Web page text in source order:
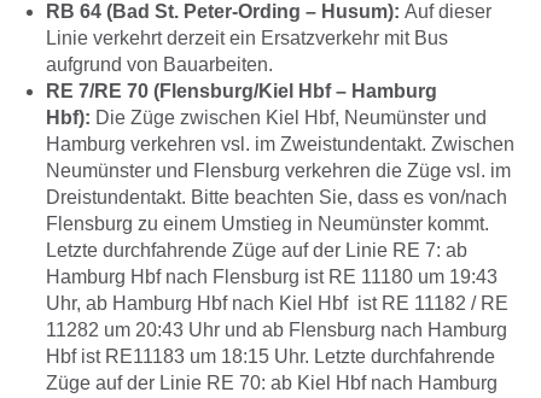
RB 64 (Bad St. Peter-Ording – Husum): Auf dieser
Linie verkehrt derzeit ein Ersatzverkehr mit Bus
aufgrund von Bauarbeiten.
RE 7/RE 70 (Flensburg/Kiel Hbf – Hamburg
Hbf): Die Züge zwischen Kiel Hbf, Neumünster und
Hamburg verkehren vsl. im Zweistundentakt. Zwischen
Neumünster und Flensburg verkehren die Züge vsl. im
Dreistundentakt. Bitte beachten Sie, dass es von/nach
Flensburg zu einem Umstieg in Neumünster kommt.
Letzte durchfahrende Züge auf der Linie RE 7: ab
Hamburg Hbf nach Flensburg ist RE 11180 um 19:43
Uhr, ab Hamburg Hbf nach Kiel Hbf ist RE 11182 / RE
11282 um 20:43 Uhr und ab Flensburg nach Hamburg
Hbf ist RE11183 um 18:15 Uhr. Letzte durchfahrende
Züge auf der Linie RE 70: ab Kiel Hbf nach Hamburg